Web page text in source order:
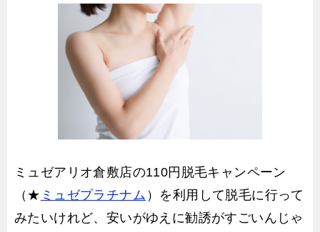
ミュゼアリオ倉敷店の110円脱毛キャンペーン
（★ ミュゼプラチナム ）を利用して脱毛に行って
みたいけれど、安いがゆえに勧誘がすごいんじゃ